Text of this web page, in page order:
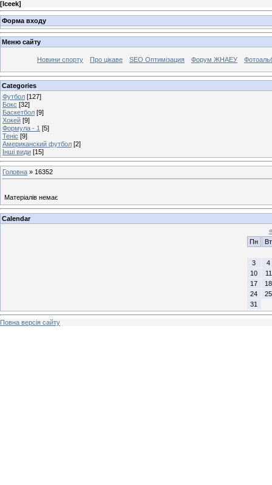
[Iceek]
Форма входу
Меню сайту
Новини спорту Про цікаве SEO Оптимізация Форум ЖНАЕУ
Categories
Футбол [127]
Бокс [32]
Баскетбол [9]
Хокей [9]
Формула - 1 [5]
Теніс [9]
Американский футбол [2]
Інші види [15]
Головна » 16352
Матеріалів немає
Calendar
«
Пн
Вт
3
4
10
11
17
18
24
25
31
Повна версія сайту